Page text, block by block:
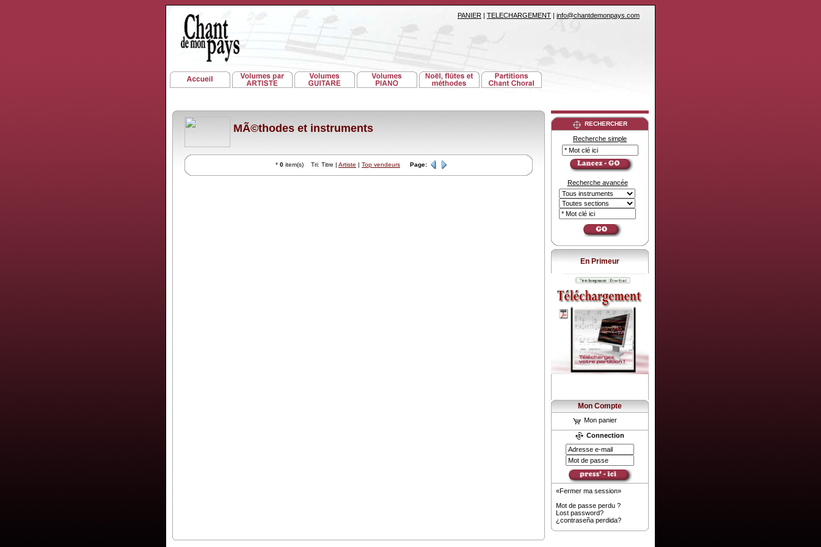
PANIER | TELECHARGEMENT | info@chantdemonpays.com
MÃ©thodes et instruments
* 0 item(s) Tri: Titre | Artiste | Top vendeurs Page:
RECHERCHER
Recherche simple
Recherche avancée
En Primeur
Mon Compte
Mon panier
Connection
«Fermer ma session»
Mot de passe perdu ?
Lost password?
¿contraseña perdida?